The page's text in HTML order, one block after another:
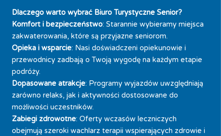
Dlaczego warto wybrać Biuro Turystyczne Senior?
Komfort i bezpieczeństwo: Starannie wybieramy miejsca
zakwaterowania, które są przyjazne seniorom.
Opieka i wsparcie: Nasi doświadczeni opiekunowie i
przewodnicy zadbają o Twoją wygodę na każdym etapie
podróży.
Dopasowane atrakcje: Programy wyjazdów uwzględniają
zarówno relaks, jak i aktywności dostosowane do
możliwości uczestników.
Zabiegi zdrowotne: Oferty wczasów leczniczych
obejmują szeroki wachlarz terapii wspierających zdrowie i